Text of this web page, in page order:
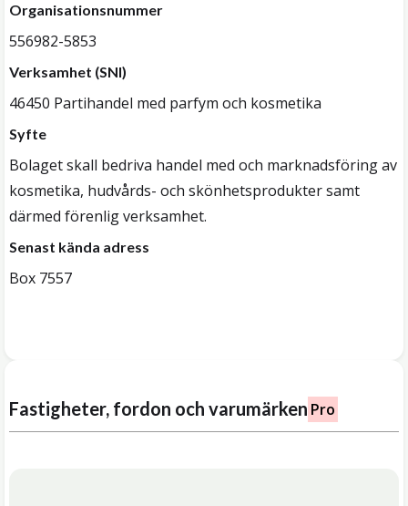
Organisationsnummer
556982-5853
Verksamhet (SNI)
46450 Partihandel med parfym och kosmetika
Syfte
Bolaget skall bedriva handel med och marknadsföring av
kosmetika, hudvårds- och skönhetsprodukter samt
därmed förenlig verksamhet.
Senast kända adress
Box 7557
Fastigheter, fordon och varumärken Pro